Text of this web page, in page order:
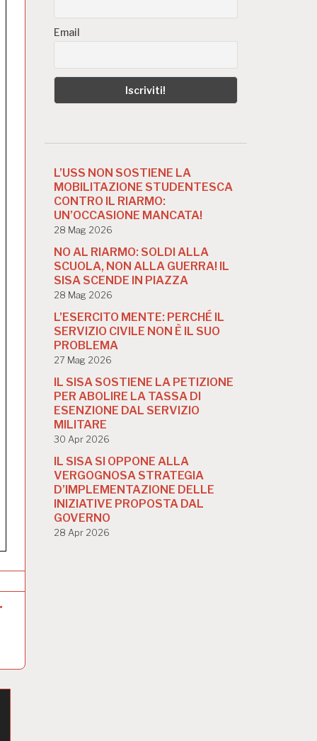
Email
L’USS NON SOSTIENE LA
MOBILITAZIONE STUDENTESCA
CONTRO IL RIARMO:
UN’OCCASIONE MANCATA!
28 Mag 2026
NO AL RIARMO: SOLDI ALLA
SCUOLA, NON ALLA GUERRA! IL
SISA SCENDE IN PIAZZA
28 Mag 2026
L’ESERCITO MENTE: PERCHÉ IL
SERVIZIO CIVILE NON È IL SUO
PROBLEMA
27 Mag 2026
IL SISA SOSTIENE LA PETIZIONE
PER ABOLIRE LA TASSA DI
ESENZIONE DAL SERVIZIO
MILITARE
30 Apr 2026
IL SISA SI OPPONE ALLA
VERGOGNOSA STRATEGIA
D’IMPLEMENTAZIONE DELLE
INIZIATIVE PROPOSTA DAL
GOVERNO
28 Apr 2026